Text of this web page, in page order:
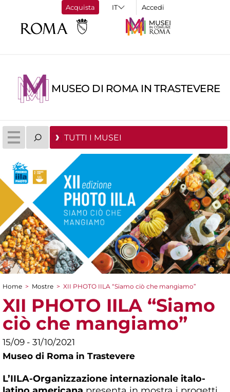
Acquista Accedi
MUSEO DI ROMA IN TRASTEVERE
TUTTI I MUSEI
Tu sei qui
Home > Mostre > XII PHOTO IILA “Siamo ciò che mangiamo”
XII PHOTO IILA “Siamo
ciò che mangiamo”
15/09 - 31/10/2021
Museo di Roma in Trastevere
L’IILA-Organizzazione internazionale italo-